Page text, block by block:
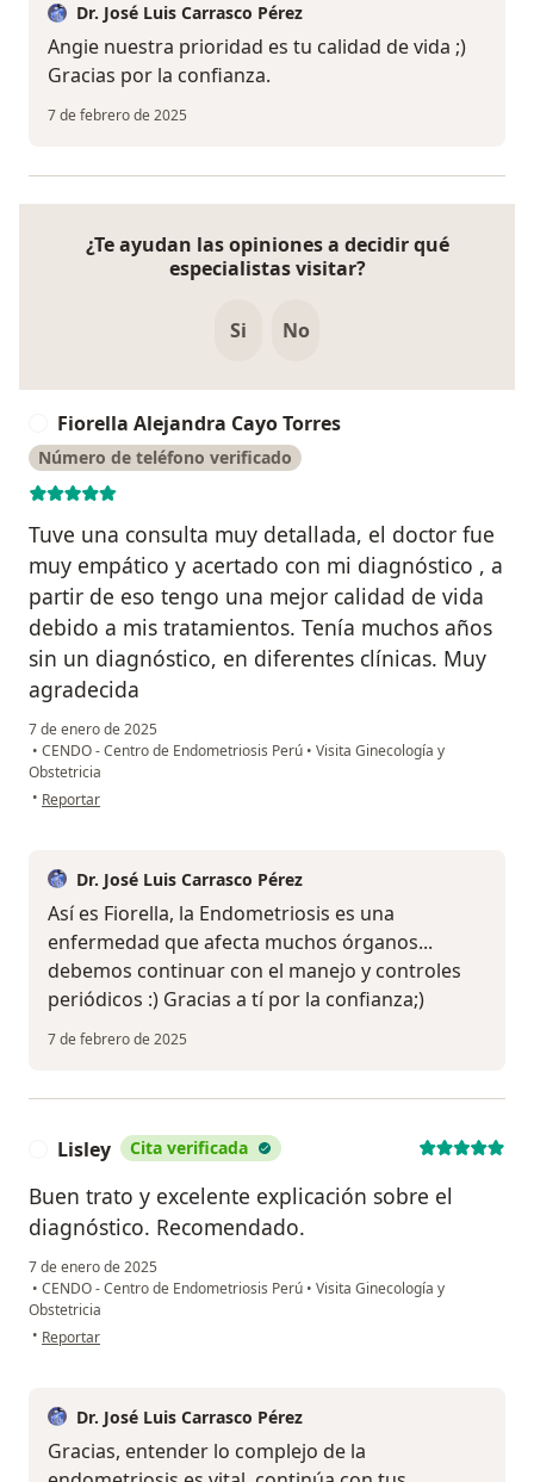
Dr. José Luis Carrasco Pérez
Angie nuestra prioridad es tu calidad de vida ;)
Gracias por la confianza.
7 de febrero de 2025
¿Te ayudan las opiniones a decidir qué
especialistas visitar?
Si No
Fiorella Alejandra Cayo Torres
Número de teléfono verificado
Tuve una consulta muy detallada, el doctor fue
muy empático y acertado con mi diagnóstico , a
partir de eso tengo una mejor calidad de vida
debido a mis tratamientos. Tenía muchos años
sin un diagnóstico, en diferentes clínicas. Muy
agradecida
7 de enero de 2025
• CENDO - Centro de Endometriosis Perú • Visita Ginecología y
Obstetricia
• en opinión del usuario Fiorella Alejandra Cayo Torres
Reportar
Dr. José Luis Carrasco Pérez
Así es Fiorella, la Endometriosis es una
enfermedad que afecta muchos órganos...
debemos continuar con el manejo y controles
periódicos :) Gracias a tí por la confianza;)
7 de febrero de 2025
Lisley Cita verificada
Buen trato y excelente explicación sobre el
diagnóstico. Recomendado.
7 de enero de 2025
• CENDO - Centro de Endometriosis Perú • Visita Ginecología y
Obstetricia
• en opinión del usuario Lisley
Reportar
Dr. José Luis Carrasco Pérez
Gracias, entender lo complejo de la